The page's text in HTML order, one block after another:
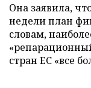
Она заявила,
недели план
словам,
стран ЕС «все